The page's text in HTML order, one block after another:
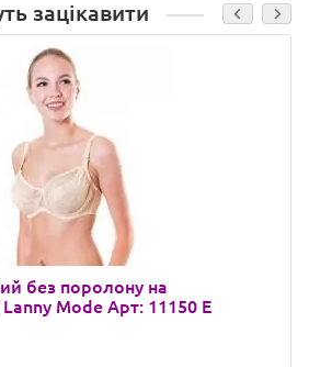
зацікавити
без поролону на
Mode Арт: 11150 E